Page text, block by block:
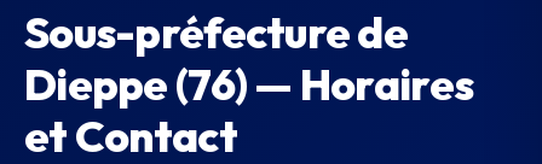
Sous-préfecture de
Dieppe(76) — Horaires
et Contact